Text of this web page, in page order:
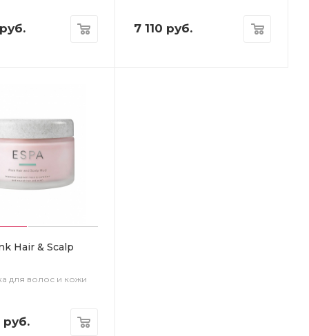
7 110 руб.
Hair & Scalp
для волос и кожи
руб.